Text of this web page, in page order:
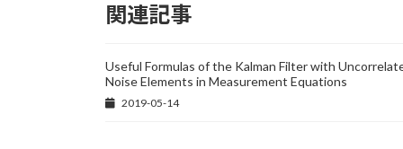
関連記事
Useful Formulas of the Kalman Filter with
Noise Elements in Measurement Equations
2019-05-14